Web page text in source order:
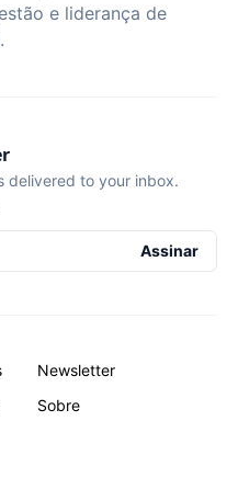
e liderança de
delivered to your inbox.
Assinar
Newsletter
Sobre